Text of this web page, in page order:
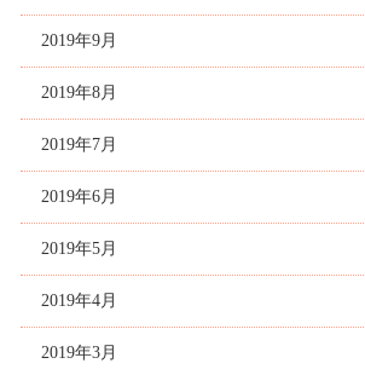
2019年9月
2019年8月
2019年7月
2019年6月
2019年5月
2019年4月
2019年3月